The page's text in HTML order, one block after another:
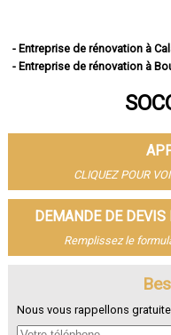
- Entreprise de rénovation à
- Entreprise de rénovation à
- Entreprise de rénovation à
- Entreprise de rénovation à
- Entreprise de rénovation à
- Entreprise de rénovation à
- Entreprise de rénovation à
- Entreprise de rénovation à
- Entreprise de rénovation à
- Entreprise de rénovation à
- Entreprise de rénovation à
- Entreprise de rénovation à
CLIQUEZ POUR
DEMANDE DE DEVIS
Remplissez le
Nous vous rappellons